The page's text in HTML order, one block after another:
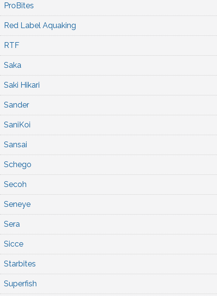
ProBites
Red Label Aquaking
RTF
Saka
Saki Hikari
Sander
SaniKoi
Sansai
Schego
Secoh
Seneye
Sera
Sicce
Starbites
Superfish